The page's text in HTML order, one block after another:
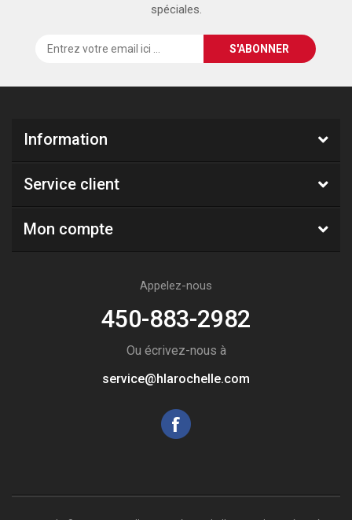
spéciales.
Information
Service client
Mon compte
Appelez-nous
450-883-2982
Ou écrivez-nous à
service@hlarochelle.com